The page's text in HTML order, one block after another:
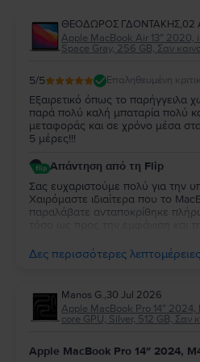
ΘΕΟΔΩΡΟΣ ΓΔΟΝΤΑΚΗΣ,02
Apple MacBook Air 13″ 2020,
Space Gray, 256 GB, Σαν
5/5 Επαληθευμένη
Εξαιρετικό όπως το παρήγγειλα
παρά πολύ καλή μπαταρία πολύ
μεταφοράς και σε χρόνο μέσα
5 μέρες!!!
Απάντηση από τη Flip
Σας ευχαριστούμε πολύ για την
Χαιρόμαστε ιδιαίτερα που το
παραλάβατε ανταποκρίθηκε
παράδοσης. Σας ευχαριστούμε
ευχόμαστε να το χαρείτε!
Δες περισσότερες λεπτομέρειες
Manos G.,30 Jul 2026
Apple MacBook Pro 14″ 2024,
core GPU, Silver, 512 GB, Σαν
Apple MacBook Pro 14″ 2024,